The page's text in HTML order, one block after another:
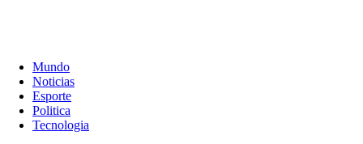
Mundo
Noticias
Esporte
Politica
Tecnologia